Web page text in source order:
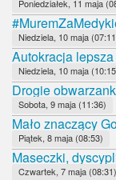
Poniedziałek, 11 maja
Niedziela, 10 maja
Autokracja
Niedziela, 10 maja
Drogie
Sobota, 9 maja (11:36)
Mało znaczący
Piątek, 8 maja (08:53)
Maseczki,
Czwartek, 7 maja (08:31)